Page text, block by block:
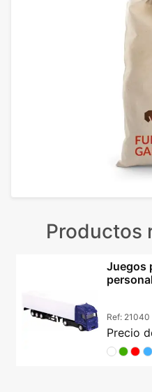
Productos
Juegos
Ref: 21040
Precio